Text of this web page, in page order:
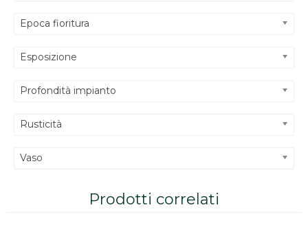
Epoca fioritura
Esposizione
Profondità impianto
Rusticità
Vaso
Prodotti correlati